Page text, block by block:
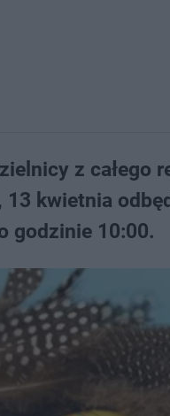
z całego
kwietnia
godzinie 10:00.